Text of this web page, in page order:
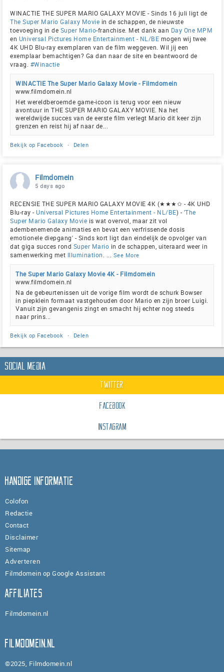
WINACTIE THE SUPER MARIO GALAXY MOVIE - Sinds 16 juli ligt de
The Super Mario Galaxy Movie in de schappen, de nieuwste
toevoeging in de Super Mario-franchise. Met dank aan Day One MPM
en Universal Pictures Home Entertainment - NL/BE mogen wij twee
4K UHD Blu-ray exemplaren van de film weggeven. Wil jij een
exemplaar bemachtigen? Ga dan naar de site en beantwoord de
vraag. #Winactie
WINACTIE The Super Mario Galaxy Movie - Filmdomein
www.filmdomein.nl
Het wereldberoemde game-icoon is terug voor een nieuw
avontuur in THE SUPER MARIO GALAXY MOVIE. Na het
wereldwijde succes van de eerste film verlegt Mario dit keer zijn
grenzen en reist hij af naar de...
Bekijk op Facebook · Delen
Filmdomein
5 days ago
RECENSIE THE SUPER MARIO GALAXY MOVIE 4K (★★★✩ - 4K UHD
Blu-ray - Universal Pictures Home Entertainment - NL/BE) - 'The
Super Mario Galaxy Movie is wat overvol, maar zit vol
adembenemende animaties en bevat een verfrissende dosis
emotionele diepgang' - Sinds kort ligt dan eindelijk de opvolger van
dat giga succes rond Super Mario in de schappen, uiteraard weer in
samenwerking met Illumination See More
The Super Mario Galaxy Movie 4K - Filmdomein
www.filmdomein.nl
Na de gebeurtenissen uit de vorige film wordt de schurk Bowser
in piepklein formaat vastgehouden door Mario en zijn broer Luigi.
Vanuit zijn gevangenis zingt en smacht hij echter nog steeds
naar prins...
Bekijk op Facebook · Delen
Social Media
Twitter
Facebook
Instagram
Handige informatie
Colofon
Redactie
Contact
Disclaimer
Sitemap
Adverteren
Filmdomein op Google Assistant
Affiliates
Filmdomein.nl
Filmdomein.nl
©2025, Filmdomein.nl